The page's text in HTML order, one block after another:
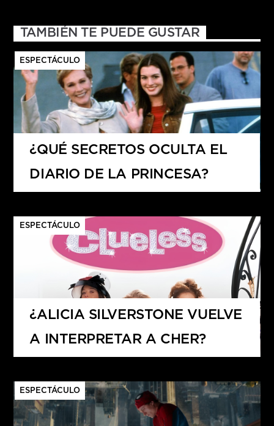
TAMBIÉN TE PUEDE GUSTAR
ESPECTÁCULO
¿QUÉ SECRETOS OCULTA EL
DIARIO DE LA PRINCESA?
ESPECTÁCULO
¿ALICIA SILVERSTONE VUELVE
A INTERPRETAR A CHER?
ESPECTÁCULO